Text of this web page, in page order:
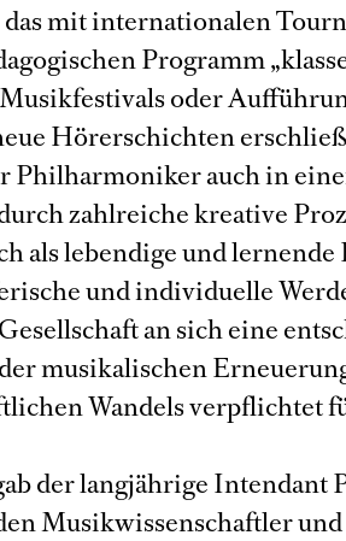
mit internationalen
Programm
oder
Hörerschichten
Philharmoniker auch in
zahlreiche kreative
als lebendige und
und individuelle
an sich eine
musikalischen
Wandels verpflichtet
der langjährige Intendant
Musikwissenschaftler